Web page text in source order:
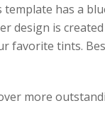
has a
design is
favorite tints.
more